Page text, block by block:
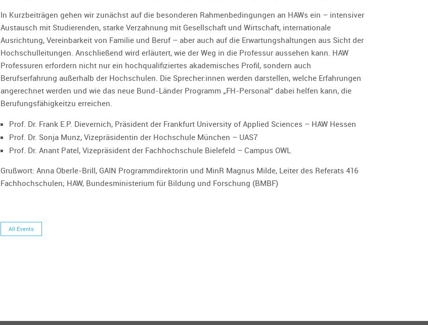
In Kurzbeiträgen gehen wir zunächst auf die besonderen Rahmenbedingungen an HAWs ein – intensiver
Austausch mit Studierenden, starke Verzahnung mit Gesellschaft und Wirtschaft, internationale
Ausrichtung, Vereinbarkeit von Familie und Beruf – aber auch auf die Erwartungshaltungen aus Sicht der
Hochschulleitungen. Anschließend wird erläutert, wie der Weg in die Professur aussehen kann. HAW
Professuren erfordern nicht nur ein hochqualifiziertes akademisches Profil, sondern auch
Berufserfahrung außerhalb der Hochschulen. Die Sprecher:innen werden darstellen, welche Erfahrungen
angerechnet werden und wie das neue Bund-Länder Programm „FH-Personal“ dabei helfen kann, die
Berufungsfähigkeitzu erreichen.
Prof. Dr. Frank E.P. Dievernich, Präsident der Frankfurt University of Applied Sciences – HAW Hessen
Prof. Dr. Sonja Munz, Vizepräsidentin der Hochschule München – UAS7
Prof. Dr. Anant Patel, Vizepräsident der Fachhochschule Bielefeld – Campus OWL
Grußwort: Anna Oberle-Brill, GAIN Programmdirektorin und MinR Magnus Milde, Leiter des Referats 416
Fachhochschulen; HAW, Bundesministerium für Bildung und Forschung (BMBF)
All Events